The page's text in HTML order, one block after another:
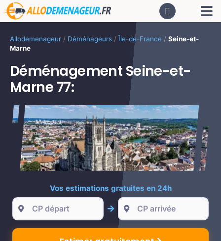
Passer
au
Allodemenageur / Déménageurs / Île-de-France / Seine-et-
Marne
Déménagement Seine-et-
Marne 77:
Vos estimations gratuites en 24h